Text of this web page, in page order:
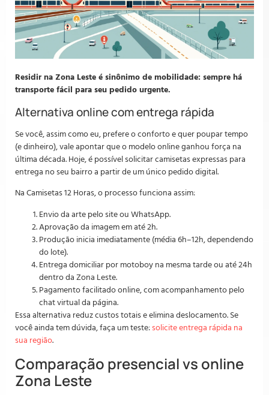
Residir na Zona Leste é sinônimo de mobilidade: sempre há
transporte fácil para seu pedido urgente.
Alternativa online com entrega rápida
Se você, assim como eu, prefere o conforto e quer poupar tempo
(e dinheiro), vale apontar que o modelo online ganhou força na
última década. Hoje, é possível solicitar camisetas expressas para
entrega no seu bairro a partir de um único pedido digital.
Na Camisetas 12 Horas, o processo funciona assim:
Envio da arte pelo site ou WhatsApp.
Aprovação da imagem em até 2h.
Produção inicia imediatamente (média 6h–12h, dependendo
do lote).
Entrega domiciliar por motoboy na mesma tarde ou até 24h
dentro da Zona Leste.
Pagamento facilitado online, com acompanhamento pelo
chat virtual da página.
Essa alternativa reduz custos totais e elimina deslocamento. Se
você ainda tem dúvida, faça um teste:solicite entrega rápida na
sua região.
Comparação presencial vs online
Zona Leste